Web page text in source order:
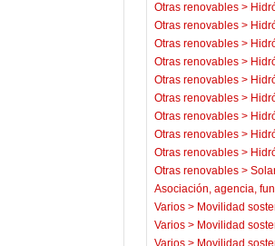
Otras renovables >
Otras renovables >
Otras renovables >
Otras renovables >
Otras renovables >
Otras renovables >
Otras renovables >
Otras renovables >
Otras renovables >
Otras renovables >
Asociación, agencia,
Varios > Movilidad
Varios > Movilidad
Varios > Movilidad